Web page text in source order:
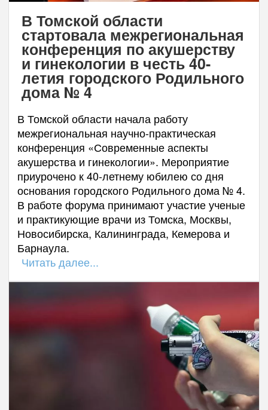
В Томской области
стартовала межрегиональная
конференция по акушерству
и гинекологии в честь 40-
летия городского Родильного
дома № 4
В Томской области начала работу
межрегиональная научно-практическая
конференция «Современные аспекты
акушерства и гинекологии». Мероприятие
приурочено к 40-летнему юбилею со дня
основания городского Родильного дома № 4.
В работе форума принимают участие ученые
и практикующие врачи из Томска, Москвы,
Новосибирска, Калининграда, Кемерова и
Барнаула.
Читать далее...